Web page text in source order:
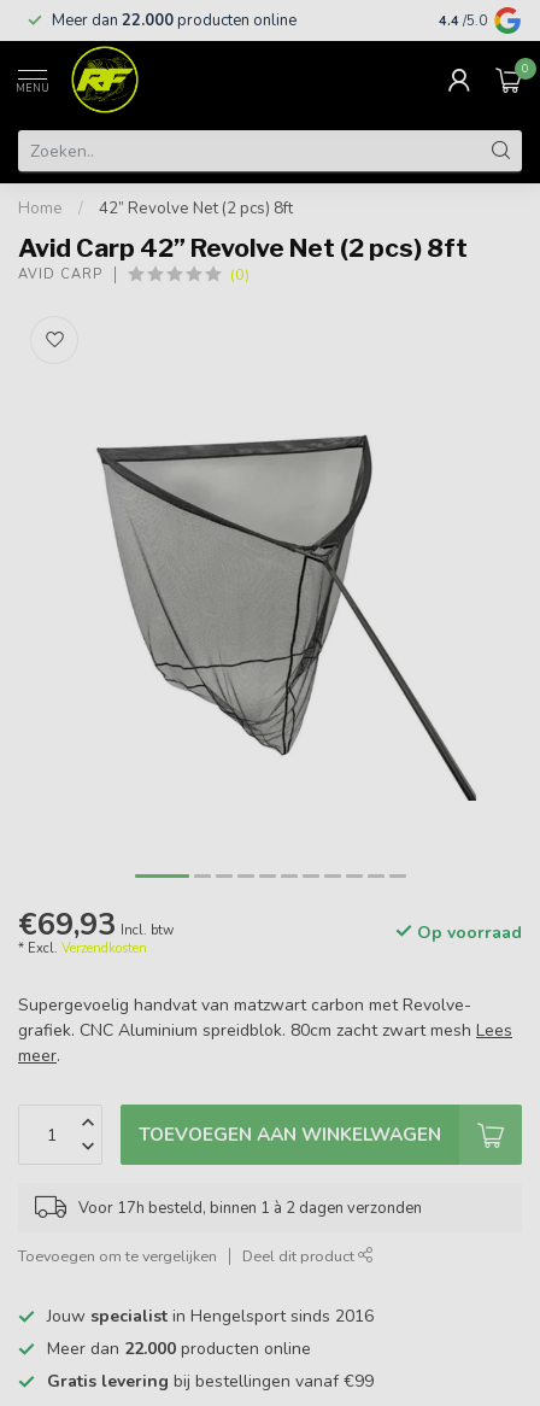
Meer dan 22.000producten online Gratis
4.4 /5.0
MENU
0
Home / 42” Revolve Net (2 pcs) 8ft
Avid Carp 42” Revolve Net (2 pcs) 8ft
AVID CARP (0)
€69,93 Incl. btw
* Excl. Verzendkosten
Op voorraad
Supergevoelig handvat van matzwart carbon met Revolve-
grafiek. CNC Aluminium spreidblok. 80cm zacht zwart mesh Lees
meer.
TOEVOEGEN AAN WINKELWAGEN
Voor 17h besteld, binnen 1 à 2 dagen verzonden
Toevoegen om te vergelijken Deel dit product
Jouw specialist in Hengelsport sinds 2016
Meer dan 22.000 producten online
Gratis levering bij bestellingen vanaf €99